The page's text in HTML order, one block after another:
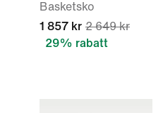
Basketsko
1 857 kr 2 649 kr
29% rabatt